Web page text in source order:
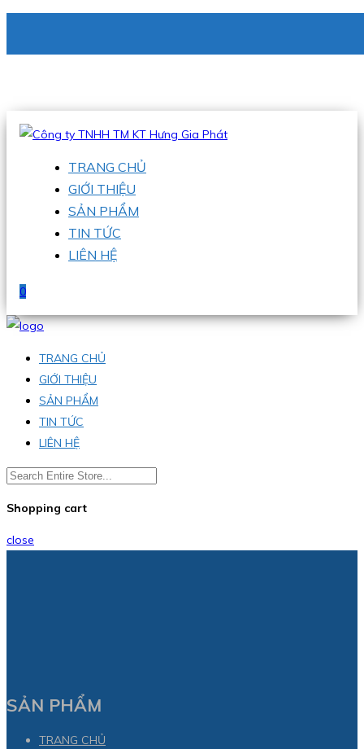
Hotline:0938 336 079
TRANG CHỦ
GIỚI THIỆU
SẢN PHẨM
TIN TỨC
LIÊN HỆ
0
TRANG CHỦ
GIỚI THIỆU
SẢN PHẨM
TIN TỨC
LIÊN HỆ
Shopping cart
close
SẢN PHẨM
TRANG CHỦ